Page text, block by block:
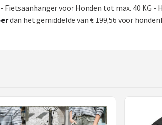
Fietsaanhanger voor Honden tot max. 40 KG
dan het gemiddelde van € 199,56 voor